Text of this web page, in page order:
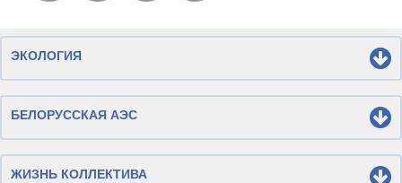
ЭКОЛОГИЯ
БЕЛОРУССКАЯ АЭС
ЖИЗНЬ КОЛЛЕКТИВА